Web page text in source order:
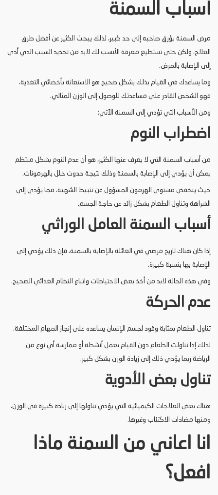
أسباب السمنة
مرض السمنة يؤرق صاحبه إلى حد كبير، لذلك يبحث الكثير عن أفضل طرق
العلاج، ولكن حتى تستطيع معرفة الأنسب لك لابد من تحديد السبب الذي أدى
إلى الإصابة بالمرض.
وما يساعدك في القيام بذلك بشكل صحيح هو الاستعانة بأخصائي التغذية،
فهو الشخص القادر على مساعدتك للوصول إلى الوزن المثالي.
ومن الأسباب التي تؤدي إلى السمنة الآتي:
اضطراب النوم
من أسباب السمنة التي لا يعرف عنها الكثير، هو أن عدم النوم بشكل منتظم
يمكن أن يؤدي إلى الإصابة بالسمنة وذلك نتيجة حدوث خلل بالهرمونات.
حيث ينخفض مستوى الهرمون المسؤول عن تثبيط الشهية، مما يؤدي إلى
الشراهة وتناول الطعام بشكل زائد عن حاجة الجسم.
أسباب السمنة العامل الوراثي
إذا كان هناك تاريخ مرضي في العائلة بالإصابة بالسمنة، فإن ذلك يؤدي إلى
الإصابة بها بنسبة كبيرة.
وفي هذه الحالة لابد من أخذ بعض الاحتياطات واتباع النظام الغذائي الصحيح.
عدم الحركة
تناول الطعام بمثابة وقود لجسم الإنسان يساعده على إنجاز المهام المختلفة.
لذلك إذا تناولت الطعام دون القيام بعمل أنشطة أو ممارسة أي نوع من
الرياضة ربما يؤدي ذلك إلى زيادة الوزن بشكل كبير.
تناول بعض الأدوية
هناك بعض العلاجات الكيميائية التي يؤدي تناولها إلى زيادة كبيرة في الوزن،
ومنها مضادات الاكتئاب وغيرها.
انا اعاني من السمنة ماذا
افعل؟